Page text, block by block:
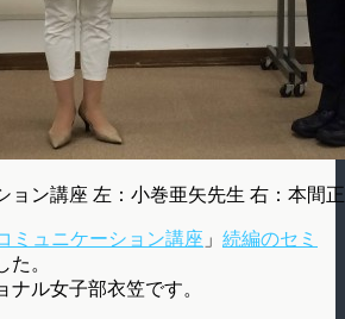
ョン講座 左：小巻亜矢先生 右：本間
ミュニケーション講座 」 続編のセミ
。
ル女子部衣笠です。